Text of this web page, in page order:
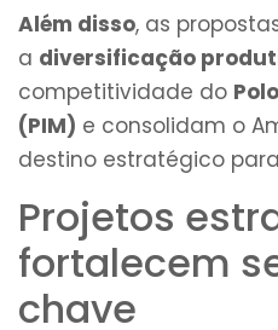
Além disso, as
a diversificação
competitividade do
(PIM) e consolidam o
destino estratégico
Projetos
fortalecem
chave